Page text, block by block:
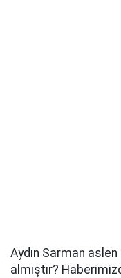
Aydın Sarman
almıştır?